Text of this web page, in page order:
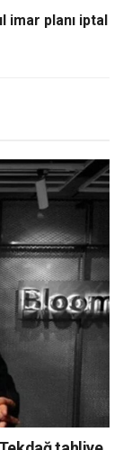
imar planı iptal